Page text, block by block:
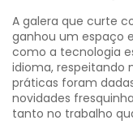
A galera que curte
ganhou um espaço
como a tecnologia
idioma, respeitando
práticas foram
novidades
tanto no trabalho